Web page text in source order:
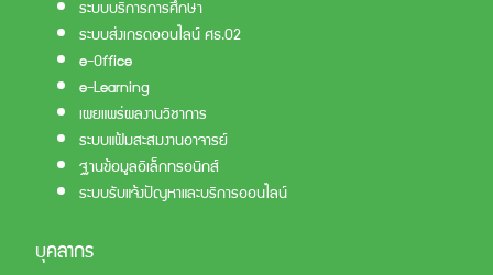
ระบบบริการการศึกษา
ระบบส่งเกรดออนไลน์ ศธ.02
e-Office
e-Learning
เผยแพร่ผลงานวิชาการ
ระบบแฟ้มสะสมงานอาจารย์
ฐานข้อมูลอิเล็กทรอนิกส์
ระบบรับแจ้งปัญหาและบริการออนไลน์
บุคลากร